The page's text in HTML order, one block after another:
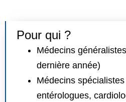
Pour qui ?
Médecins
dernière année)
Médecins
entérologues,